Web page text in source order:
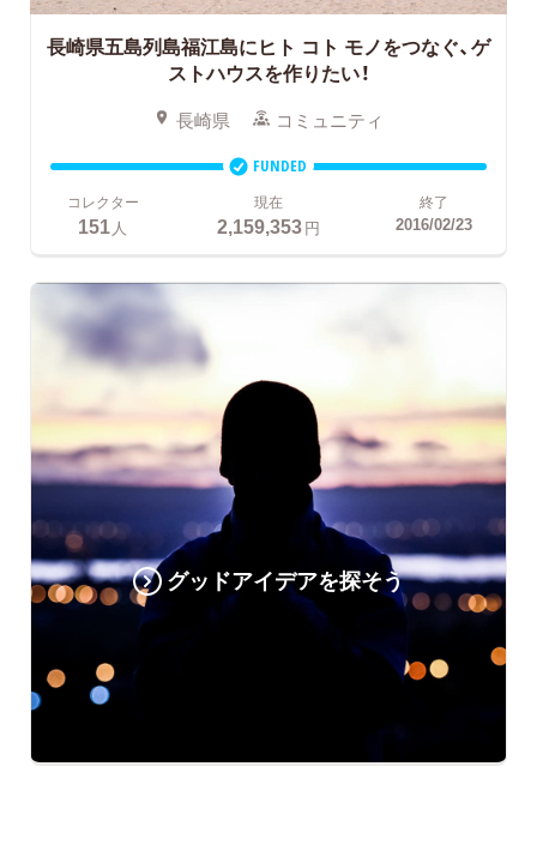
長崎県五島列島福江島にヒト コト モノをつなぐ、ゲ
ストハウスを作りたい！
長崎県 コミュニティ
FUNDED
コレクター
151 人
現在
2,159,353円
終了
2016/02/23
グッドアイデアを探そう